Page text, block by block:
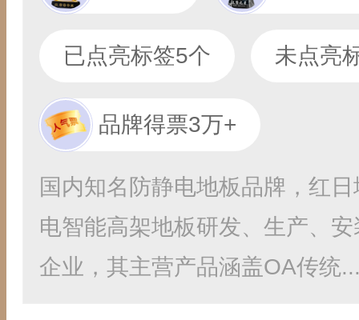
已点亮标签5个 未点亮
品牌得票3万+
国内知名防静电地板品牌，红
电智能高架地板研发、生产、
企业，其主营产品涵盖OA传统